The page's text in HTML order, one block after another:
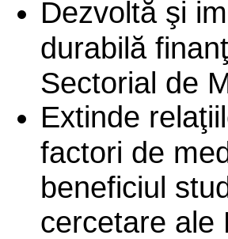
Dezvoltă şi
durabilă
Sectorial de
Extinde
factori de
beneficiul
cercetare ale